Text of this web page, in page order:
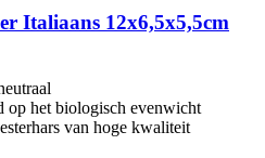
Italiaans 12x6,5x5,5cm
op het biologisch evenwicht
van hoge kwaliteit